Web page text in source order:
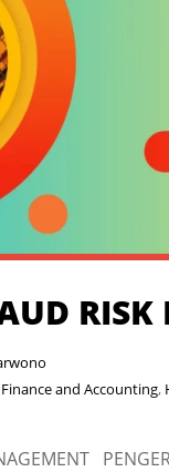
Finance and Accounting,